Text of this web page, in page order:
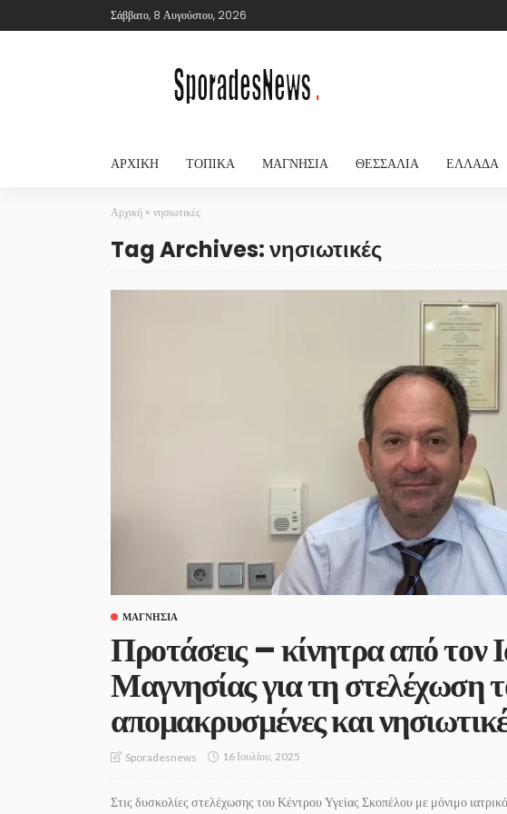
Σάββατο, 8 Αυγούστου, 2026
ΑΡΧΙΚΉ ΤΟΠΙΚΆ ΜΑΓΝΗΣΊΑ ΘΕΣΣΑΛΊΑ ΕΛΛΆΔΑ
Αρχική » νησιωτικές
Tag Archives: νησιωτικές
ΜΑΓΝΗΣΊΑ
Προτάσεις – κίνητρα από τον
Μαγνησίας για τη στελέχωση
απομακρυσμένες και
Sporadesnews 16 Ιουλίου, 2025
Στις δυσκολίες στελέχωσης του Κέντρου Υγείας Σκοπέλου με μόνιμο